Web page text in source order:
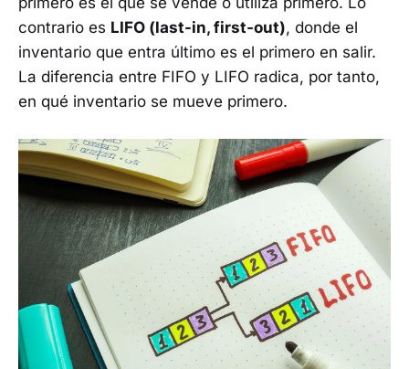
contrario es LIFO (last-in, first-out), donde el
inventario que entra último es el primero en salir.
La diferencia entre FIFO y LIFO radica, por tanto,
en qué inventario se mueve primero.